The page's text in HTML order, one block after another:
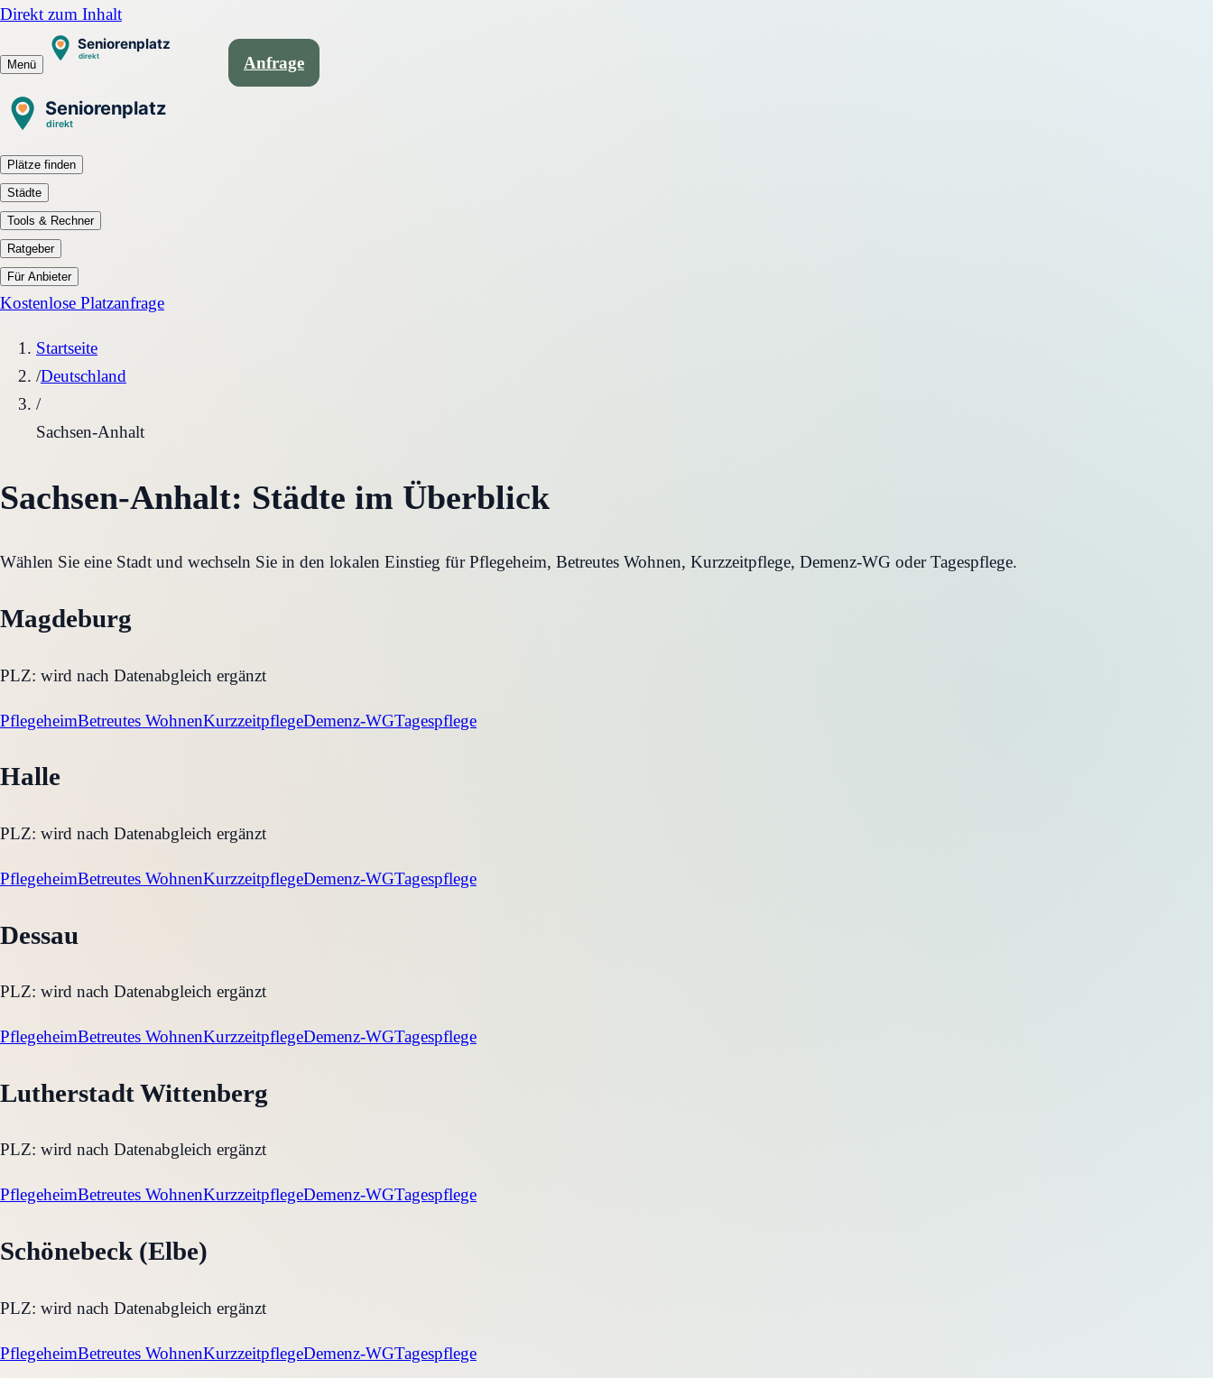
Direkt zum Inhalt
Menü Anfrage
Plätze finden
Städte
Tools & Rechner
Ratgeber
Für Anbieter
Kostenlose Platzanfrage
Startseite
/Deutschland
/
Sachsen-Anhalt
Sachsen-Anhalt: Städte im Überblick
Wählen Sie eine Stadt und wechseln Sie in den lokalen Einstieg für Pflegeheim, Betreutes Wohnen, Kurzzeitpflege, Demenz-WG oder Tagespflege.
Magdeburg
PLZ: wird nach Datenabgleich ergänzt
PflegeheimBetreutes WohnenKurzzeitpflegeDemenz-WGTagespflege
Halle
PLZ: wird nach Datenabgleich ergänzt
PflegeheimBetreutes WohnenKurzzeitpflegeDemenz-WGTagespflege
Dessau
PLZ: wird nach Datenabgleich ergänzt
PflegeheimBetreutes WohnenKurzzeitpflegeDemenz-WGTagespflege
Lutherstadt Wittenberg
PLZ: wird nach Datenabgleich ergänzt
PflegeheimBetreutes WohnenKurzzeitpflegeDemenz-WGTagespflege
Schönebeck (Elbe)
PLZ: wird nach Datenabgleich ergänzt
PflegeheimBetreutes WohnenKurzzeitpflegeDemenz-WGTagespflege